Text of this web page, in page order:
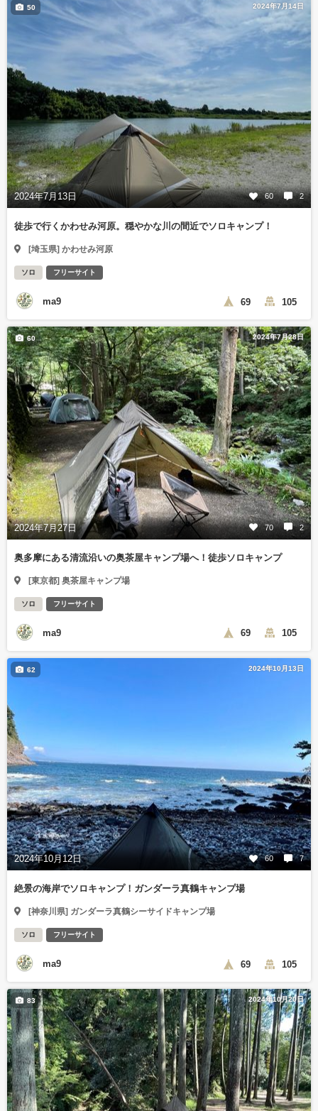
2024年7月14日
2024年7月13日 60 2
50
徒歩で行くかわせみ河原。穏やかな川の間近でソロキャンプ！
[埼玉県] かわせみ河原
ソロ フリーサイト
ma9 69 105
2024年7月28日
2024年7月27日 70 2
60
奥多摩にある清流沿いの奥茶屋キャンプ場へ！徒歩ソロキャンプ
[東京都] 奥茶屋キャンプ場
ソロ フリーサイト
ma9 69 105
2024年10月13日
2024年10月12日 60 7
62
絶景の海岸でソロキャンプ！ガンダーラ真鶴キャンプ場
[神奈川県] ガンダーラ真鶴シーサイドキャンプ場
ソロ フリーサイト
ma9 69 105
2024年10月20日
83